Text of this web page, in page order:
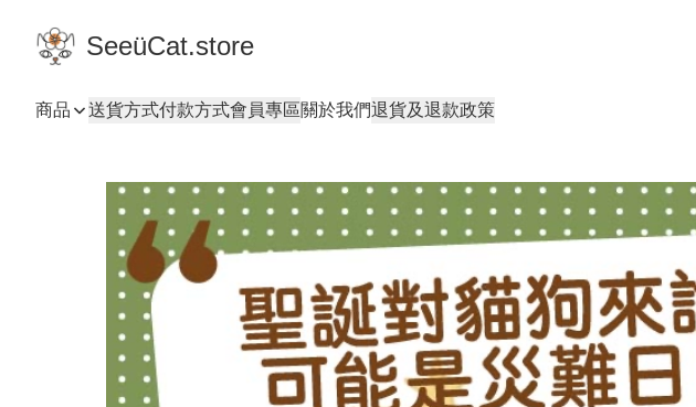
SeeüCat.store
商品 送貨方式付款方式會員專區關於我們退貨及退款政策